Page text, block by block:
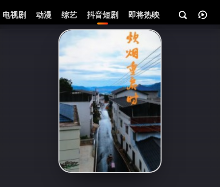
电视剧 动漫 综艺 抖音短剧 即将热映 资讯